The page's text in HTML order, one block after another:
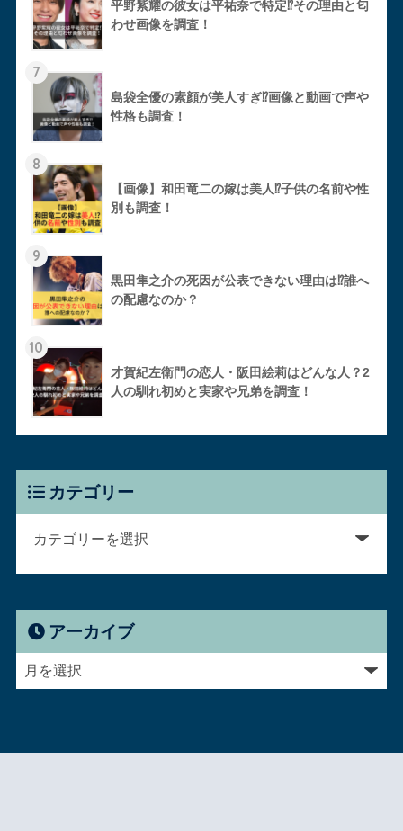
平野紫耀の彼女は平祐奈で特定⁉︎その理由と匂
わせ画像を調査！
7
島袋全優の素顔が美人すぎ⁉︎画像と動画で声や
性格も調査！
8
【画像】和田竜二の嫁は美人⁉︎子供の名前や性
別も調査！
9
黒田隼之介の死因が公表できない理由は⁉︎誰へ
の配慮なのか？
10
才賀紀左衛門の恋人・阪田絵莉はどんな人？2
人の馴れ初めと実家や兄弟を調査！
カテゴリー
アーカイブ